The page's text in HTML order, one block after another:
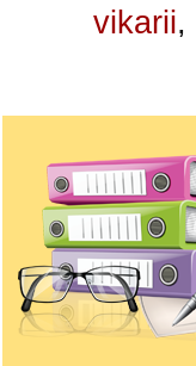
vikarii,